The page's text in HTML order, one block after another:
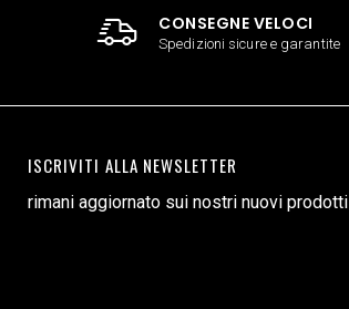
CONSEGNE VELOCI
Spedizioni sicure e garantite
ISCRIVITI ALLA NEWSLETTER
rimani aggiornato sui nostri nuovi prodotti